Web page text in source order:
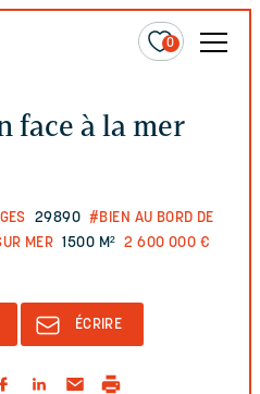
0
face à la mer
29890 #BIEN AU BORD DE
MER 1500 M² 2 600 000 €
ÉCRIRE